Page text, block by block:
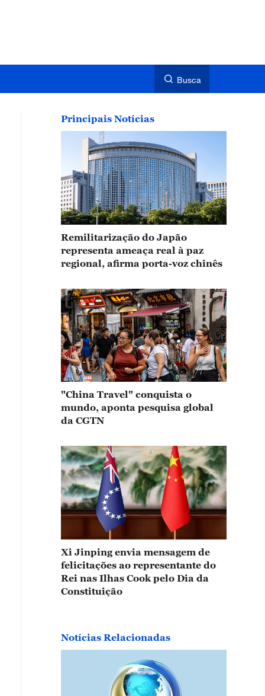
Busca
Principais Notícias
Remilitarização do Japão
representa ameaça real à paz
regional, afirma porta-voz chinês
"China Travel" conquista o
mundo, aponta pesquisa global
da CGTN
Xi Jinping envia mensagem de
felicitações ao representante do
Rei nas Ilhas Cook pelo Dia da
Constituição
Notícias Relacionadas